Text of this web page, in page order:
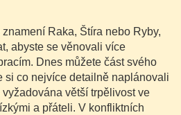
Raka, Štíra nebo Ryby,
abyste se věnovali více
Dnes můžete část svého
si co nejvíce detailně naplánovali
větší trpělivost ve
a přáteli. V konfliktních